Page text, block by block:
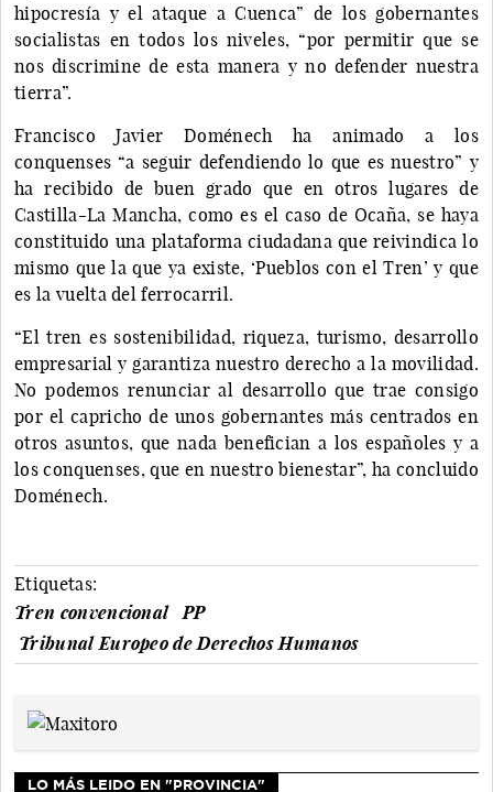
hipocresía y el ataque a Cuenca” de los gobernantes
socialistas en todos los niveles, “por permitir que se
nos discrimine de esta manera y no defender nuestra
tierra”.
Francisco Javier Doménech ha animado a los
conquenses “a seguir defendiendo lo que es nuestro” y
ha recibido de buen grado que en otros lugares de
Castilla-La Mancha, como es el caso de Ocaña, se haya
constituido una plataforma ciudadana que reivindica lo
mismo que la que ya existe, ‘Pueblos con el Tren’ y que
es la vuelta del ferrocarril.
“El tren es sostenibilidad, riqueza, turismo, desarrollo
empresarial y garantiza nuestro derecho a la movilidad.
No podemos renunciar al desarrollo que trae consigo
por el capricho de unos gobernantes más centrados en
otros asuntos, que nada benefician a los españoles y a
los conquenses, que en nuestro bienestar”, ha concluido
Doménech.
Etiquetas:
Tren convencional
PP
Tribunal Europeo de Derechos Humanos
LO MÁS LEIDO EN "PROVINCIA"